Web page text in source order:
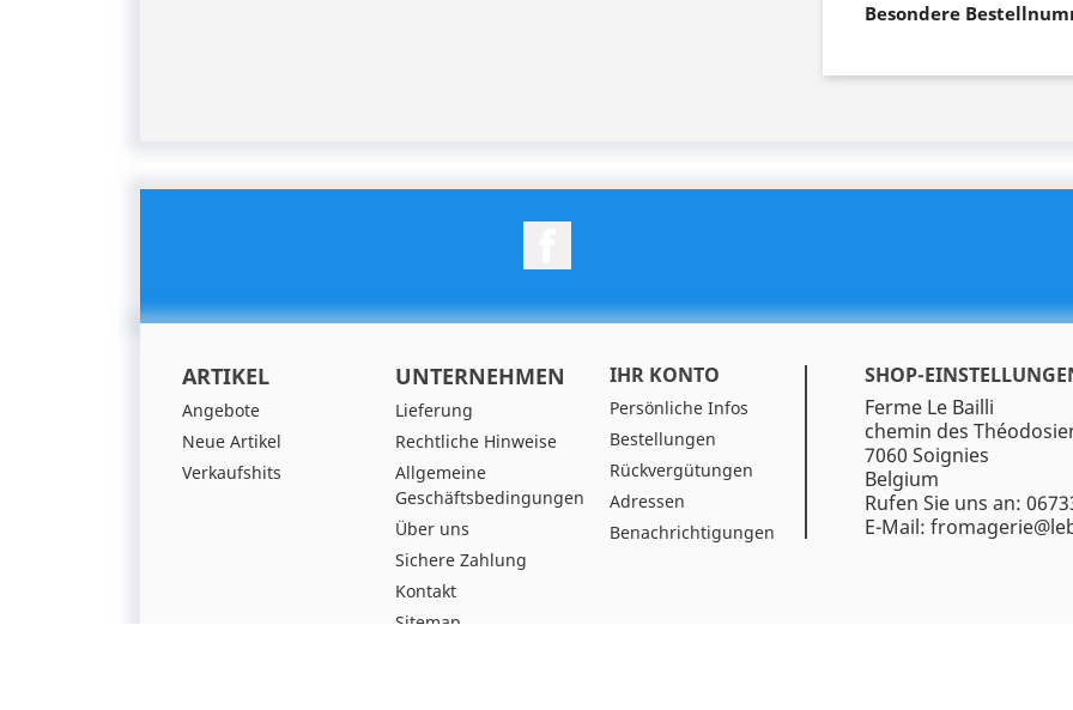
Besondere
ARTIKEL
Angebote
Neue Artikel
Verkaufshits
UNTERNEHMEN
Lieferung
Rechtliche Hinweise
Allgemeine
Geschäftsbedingungen
Über uns
Sichere Zahlung
Kontakt
Sitemap
IHR KONTO
Persönliche Infos
Bestellungen
Rückvergütungen
Adressen
Benachrichtigungen
SHOP-
Ferme Le Bailli
chemin des
7060 Soignies
Belgium
Rufen Sie uns an:
E-Mail: